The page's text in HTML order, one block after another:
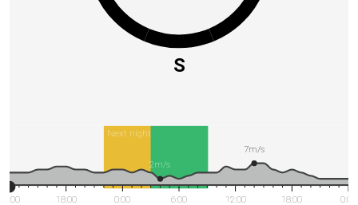
S
Next night
18:00 0:00 6:00
12:00
18:00 0:00
7m/s
2m/s